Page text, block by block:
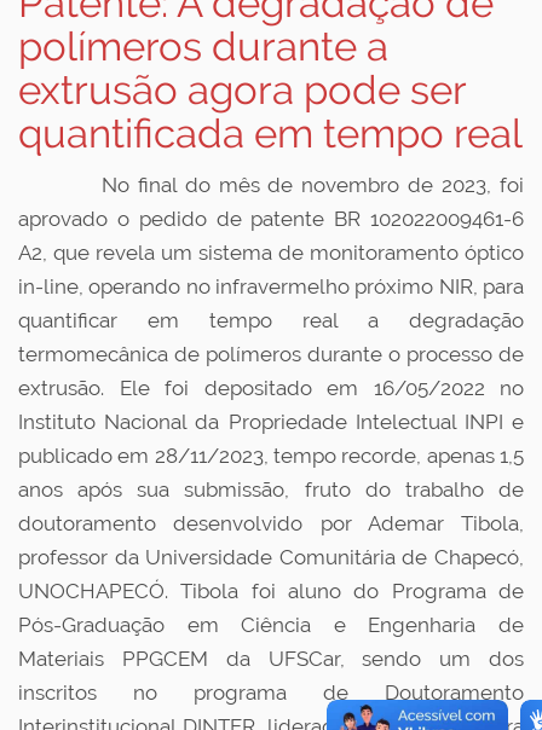
polímeros durante a
extrusão agora pode ser
quantificada em tempo real
No final do mês de novembro de 2023, foi
aprovado o pedido de patente BR 102022009461-6
A2, que revela um sistema de monitoramento óptico
in-line, operando no infravermelho próximo NIR, para
quantificar em tempo real a degradação
termomecânica de polímeros durante o processo de
extrusão. Ele foi depositado em 16/05/2022 no
Instituto Nacional da Propriedade Intelectual INPI e
publicado em 28/11/2023, tempo recorde, apenas 1,5
anos após sua submissão, fruto do trabalho de
doutoramento desenvolvido por Ademar Tibola,
professor da Universidade Comunitária de Chapecó,
UNOCHAPECÓ. Tibola foi aluno do Programa de
Pós-Graduação em Ciência e Engenharia de
Materiais PPGCEM da UFSCar, sendo um dos
inscritos no programa de Doutoramento